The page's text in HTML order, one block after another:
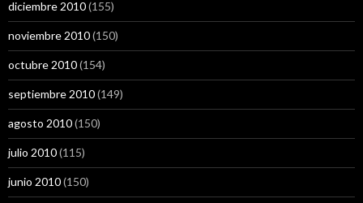
diciembre 2010(155)
noviembre 2010(150)
octubre 2010(154)
septiembre 2010(149)
agosto 2010(150)
julio 2010(115)
junio 2010(150)